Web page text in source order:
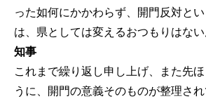
った如何にかかわらず、開門反対と
は、県としては変えるおつもりはない
知事
これまで繰り返し申し上げ、また先
うに、開門の意義そのものが整理さ